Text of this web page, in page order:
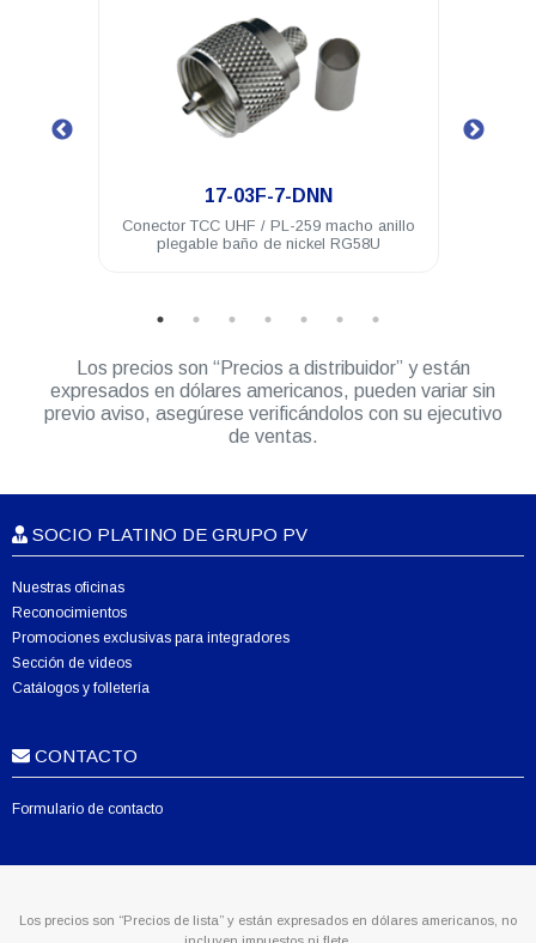
17-03F-7-DNN
Conector TCC UHF / PL-259 macho anillo
plegable baño de nickel RG58U
Los precios son “Precios a distribuidor” y están
expresados en dólares americanos, pueden variar sin
previo aviso, asegúrese verificándolos con su ejecutivo
de ventas.
SOCIO PLATINO DE GRUPO PV
Nuestras oficinas
Reconocimientos
Promociones exclusivas para integradores
Sección de videos
Catálogos y folletería
CONTACTO
Formulario de contacto
Los precios son “Precios de lista” y están expresados en dólares americanos, no